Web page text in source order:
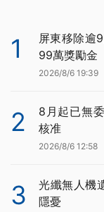
1
屏東移除逾
99萬獎勵金
2026/8/6 19:39
2
8月起已無
核准
2026/8/6 12:58
3
光纖無人機
隱憂